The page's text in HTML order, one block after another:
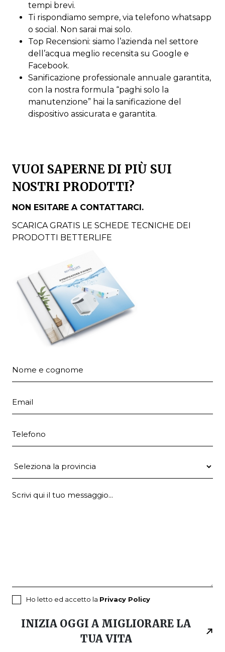
tempi brevi.
Ti rispondiamo sempre, via telefono whatsapp
o social. Non sarai mai solo.
Top Recensioni: siamo l’azienda nel settore
dell’acqua meglio recensita su Google e
Facebook.
Sanificazione professionale annuale garantita,
con la nostra formula “paghi solo la
manutenzione” hai la sanificazione del
dispositivo assicurata e garantita.
VUOI SAPERNE DI PIÙ SUI
NOSTRI PRODOTTI?
NON ESITARE A CONTATTARCI.
SCARICA GRATIS LE SCHEDE TECNICHE DEI
PRODOTTI BETTERLIFE
Ho letto ed accetto la Privacy Policy
INIZIA OGGI A MIGLIORARE LA
TUA VITA